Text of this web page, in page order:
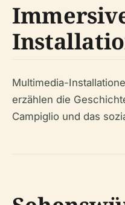
Multimedia-
erzählen die
Campiglio und das